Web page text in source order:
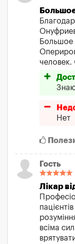
Большое
Нет
Гость
Лікар
всіма